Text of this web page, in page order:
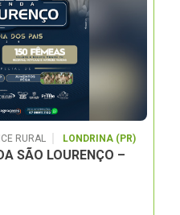
RURAL LONDRINA (PR)
SÃO LOURENÇO –